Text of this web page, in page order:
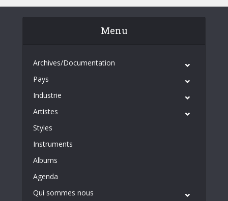
Menu
Archives/Documentation
Pays
Industrie
Artistes
Styles
Instruments
Albums
Agenda
Qui sommes nous